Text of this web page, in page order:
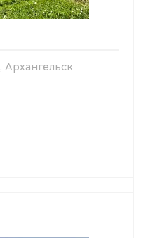
, Архангельск